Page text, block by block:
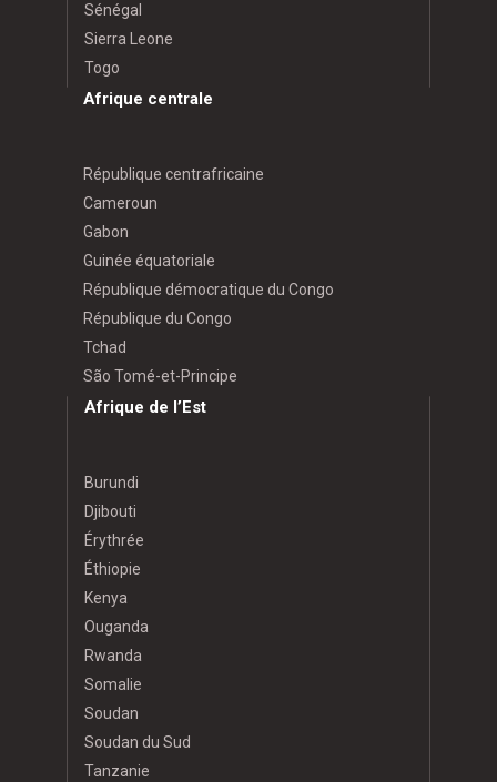
Sénégal
Sierra Leone
Togo
Afrique centrale
République centrafricaine
Cameroun
Gabon
Guinée équatoriale
République démocratique du Congo
République du Congo
Tchad
São Tomé-et-Principe
Afrique de l’Est
Burundi
Djibouti
Érythrée
Éthiopie
Kenya
Ouganda
Rwanda
Somalie
Soudan
Soudan du Sud
Tanzanie